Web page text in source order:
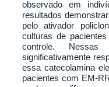
observado em
resultados
pelo ativador
culturas de
controle.
significativamente
essa catecolamina
pacientes com EM-